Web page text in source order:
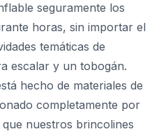
seguramente los
horas, sin importar el
temáticas de
escalar y un tobogán.
hecho de materiales de
completamente por
nuestros brincolines